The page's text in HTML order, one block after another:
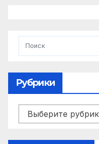
Рубрики
Рубрики